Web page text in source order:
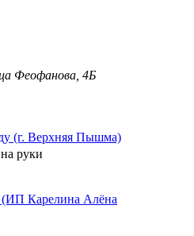
Феофанова, 4Б
(г. Верхняя Пышма)
на руки
Карелина Алёна